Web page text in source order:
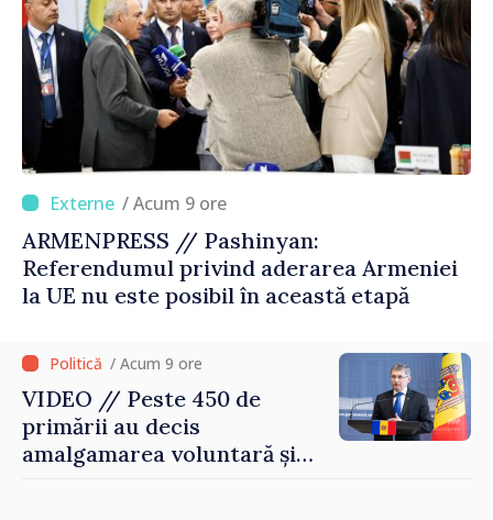
/ Acum 9 ore
ARMENPRESS // Pashinyan:
Referendumul privind aderarea Armeniei
la UE nu este posibil în această etapă
/ Acum 9 ore
VIDEO // Peste 450 de
primării au decis
amalgamarea voluntară și